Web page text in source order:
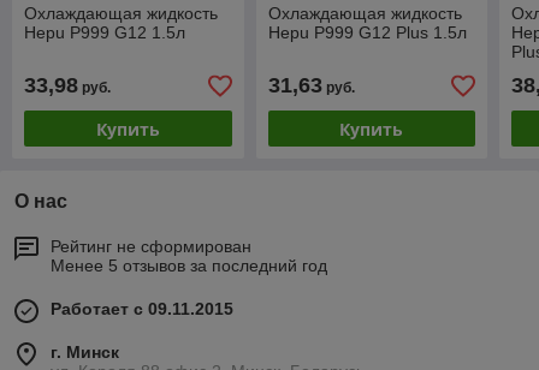
Охлаждающая жидкость
Hepu P999 G12 1.5л
33,98 руб.
Купить
Охлаждающая жидкость
Hepu P999 G12 Plus 1.5л
31,63руб.
Купить
О нас
Рейтинг не сформирован
Менее 5 отзывов за последний год
Работает с 09.11.2015
г. Минск